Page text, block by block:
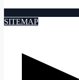
SITEMAP